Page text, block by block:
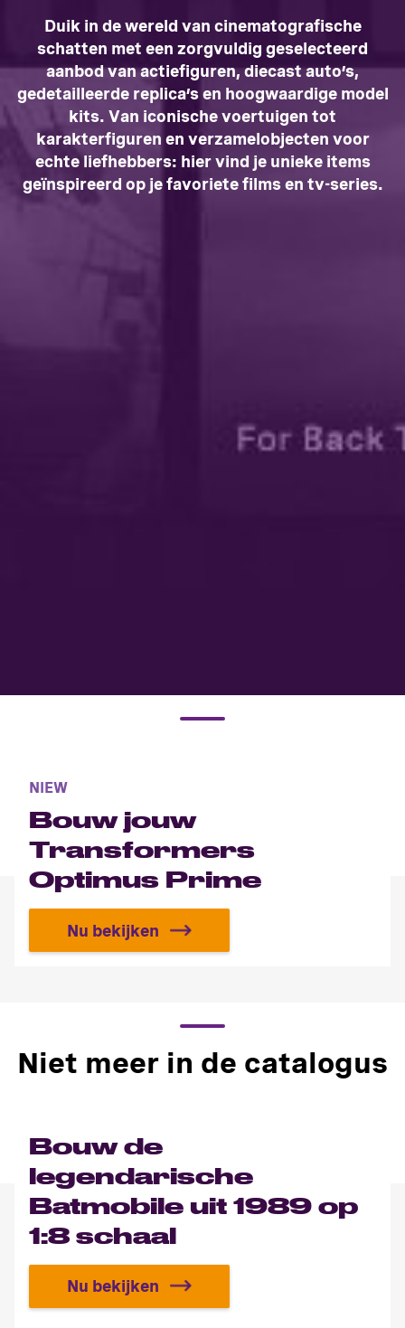
Duik in de wereld van cinematografische
schatten met een zorgvuldig geselecteerd
aanbod van actiefiguren, diecast auto’s,
gedetailleerde replica’s en hoogwaardige model
kits. Van iconische voertuigen tot
karakterfiguren en verzamelobjecten voor
echte liefhebbers: hier vind je unieke items
geïnspireerd op je favoriete films en tv-series.
NIEW
Bouw jouw
Transformers
Optimus Prime
Bouw jouw Transformers Optimus
Nu bekijken
Niet meer in de catalogus
Bouw de
legendarische
Batmobile uit 1989 op
1:8 schaal
Bouw de legendarische Batmobile
Nu bekijken